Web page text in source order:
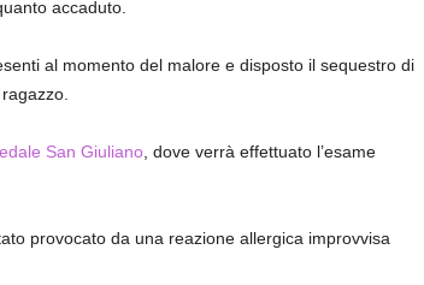
accaduto.
al momento del malore e disposto il sequestro di
San Giuliano, dove verrà effettuato l’esame
provocato da una reazione allergica improvvisa